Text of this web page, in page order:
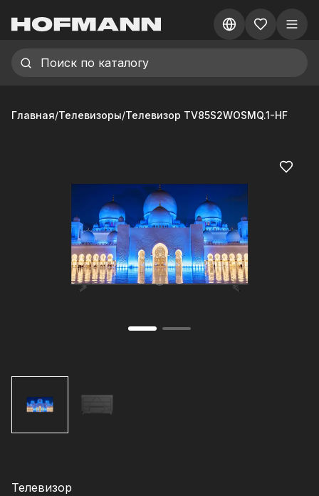
Главная/Телевизоры/Телевизор TV85S2WOSMQ.1-HF
Телевизор